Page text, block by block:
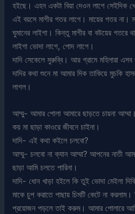
হইছে। এহন একটা বিয়া দেওন লাগে সেইদিক
এই বয়সে মাগীর গতর লাগে। মায়ের গতর না।
ঘুমানের লাইগা। কিন্তু মাগীর বা বউয়ের
লাইগা ভোদা লাগে, পোদ লাগে।
দাদি সেকেলে মুরুব্বি। আর গ্রামে মহিলারা এসব
দাদির কথা শুনে মা আমার দিক তাকিয়ে মুচকি
লাগল।
আম্মু- আমার পোলা আমারে ছাড়তে চায়না
কয় মা ছাড়া কাওরে জীবনে চাইনা।
দাদি- এই কথা কইলে চলবো?
আম্মু- চলবো না ক্যান আম্মা? আপনের নাতী
ছাড়া আমি চলতে পারিনা।
দাদি- ধোন খাড়া হইলে কি তুই ভোদা মেইলা
মাকে চুপ করাতে পাছায় চিমটি কেটে না
প্রয়োজন পড়লে তাই করুম। আমার পোলারে